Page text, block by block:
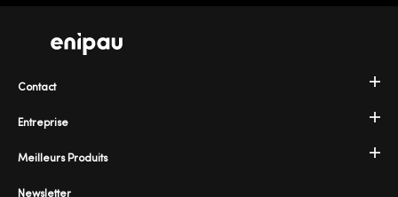
Entreprise
Meilleurs Produits
Contact
Newsletter